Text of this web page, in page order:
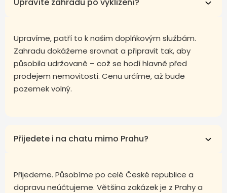
Upravíme, patří to k našim doplňkovým službám.
Zahradu dokážeme srovnat a připravit tak, aby
působila udržovaně – což se hodí hlavně před
prodejem nemovitosti. Cenu určíme, až bude
pozemek volný.
Přijedete i na chatu mimo Prahu?
Přijedeme. Působíme po celé České republice a
dopravu neúčtujeme. Většina zakázek je z Prahy a